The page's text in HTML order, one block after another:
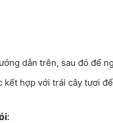
dẫn trên, sau đó để
kết hợp với trái cây tươi
: